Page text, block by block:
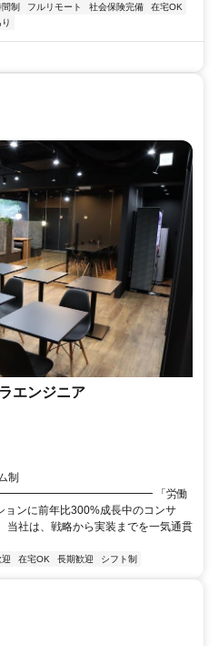
制 フルリモート 社会保険完備
在宅OK
エンジニア
制
「労働
ョンに前年比300%成長中のコンサ
当社は、戦略から実装までを一気通貫
在宅OK 長期歓迎 シフト制